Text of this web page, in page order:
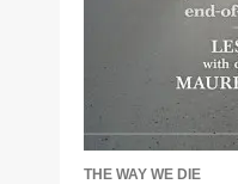
THE WAY WE DIE